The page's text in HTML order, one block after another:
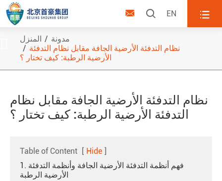
  EN 
المنزل
مدونة
نظام التدفئة الأرضية الجافة مقابل نظام التدفئة
الأرضية الرطبة: كيف تختار ؟
نظام التدفئة الأرضية الجافة مقابل نظام
التدفئة الأرضية الرطبة: كيف تختار ؟
Table of Content [ Hide ]
1. فهم أنظمة التدفئة الأرضية الجافة وأنظمة التدفئة
الأرضية الرطبة